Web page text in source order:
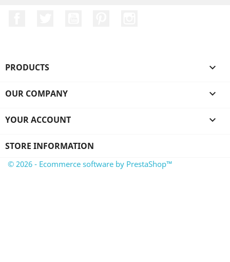
PRODUCTS 
OUR COMPANY 
YOUR ACCOUNT 
STORE INFORMATION
© 2026 - Ecommerce software by PrestaShop™